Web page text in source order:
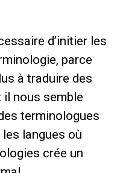
d’initier les
parce
à traduire des
nous semble
terminologues
langues où
crée un